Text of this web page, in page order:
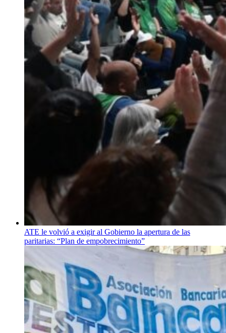
ATE le volvió a exigir al Gobierno la apertura de las
paritarias: “Plan de empobrecimiento”